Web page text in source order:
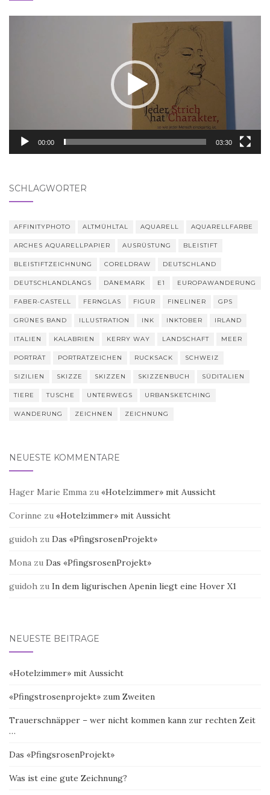
00:00 03:30
SCHLAGWÖRTER
AFFINITYPHOTO ALTMÜHLTAL AQUARELL AQUARELLFARBE
ARCHES AQUARELLPAPIER AUSRÜSTUNG BLEISTIFT
BLEISTIFTZEICHNUNG CORELDRAW DEUTSCHLAND
DEUTSCHLANDLÄNGS DÄNEMARK E1 EUROPAWANDERUNG
FABER-CASTELL FERNGLAS FIGUR FINELINER GPS
GRÜNES BAND ILLUSTRATION INK INKTOBER IRLAND
ITALIEN KALABRIEN KERRY WAY LANDSCHAFT MEER
PORTRÄT PORTRÄTZEICHEN RUCKSACK SCHWEIZ
SIZILIEN SKIZZE SKIZZEN SKIZZENBUCH SÜDITALIEN
TIERE TUSCHE UNTERWEGS URBANSKETCHING
WANDERUNG ZEICHNEN ZEICHNUNG
NEUESTE KOMMENTARE
Hager Marie Emma zu «Hotelzimmer» mit Aussicht
Corinne zu «Hotelzimmer» mit Aussicht
guidoh zu Das «PfingsrosenProjekt»
Mona zu Das «PfingsrosenProjekt»
guidoh zu In dem ligurischen Apenin liegt eine Hover X1
NEUESTE BEITRÄGE
«Hotelzimmer» mit Aussicht
«Pfingstrosenprojekt» zum Zweiten
Trauerschnäpper – wer nicht kommen kann zur rechten Zeit
…
Das «PfingsrosenProjekt»
Was ist eine gute Zeichnung?